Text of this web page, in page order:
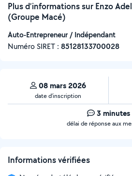
Plus d’informations sur Enzo
(Groupe Macé)
Auto-Entrepreneur / Indépendant
Numéro SIRET : ‍85128133700028
08 mars 2026
date d’inscription
3 minutes
délai de réponse aux
Informations vérifiées